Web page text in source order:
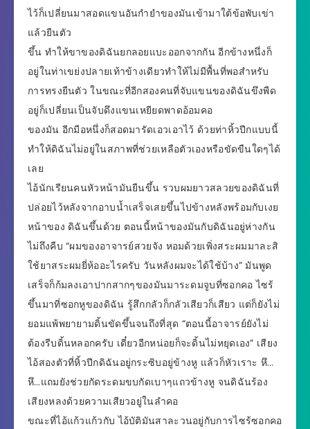
ไว้ก็เปลี่ยนมาสอดแขนอันกำยำของมันเข้ามาใต้ข้อพับเข่า
แล้วยืนตัว
ขึ้น ทำให้ขาของดิฉันยกลอยแบะออกจากกัน อีกข้างหนึ่งก็
อยู่ในท่าเขย่งปลายเท้าข้างเดียวทำให้ไม่มีพื้นที่พอสำหรับ
การทรงยืนตัว ในขณะที่อีกสองคนที่จับแขนของดิฉันขึงพืด
อยู่ก็เปลี่ยนเป็นจับดึงแขนเหยียดพาดอ้อมคอ
ของมัน อีกมือหนึ่งก็สอดมารัดเอวเอาไว้ ด้วยท่าหิ้วปีกแบบนี้
ทำให้ดิฉันไม่อยู่ในสภาพที่ช่วยเหลือตัวเองหรือขัดขืนใดๆได้
เลย
ไอ้นักเรียนคนหัวหน้ามันยืนขึ้น รวบผมยาวสลวยของดิฉันที่
ปล่อยไว้หลังจากอาบน้ำเสร็จเสยขึ้นไปข้างหลังพร้อมกับเงย
หน้าของ ดิฉันขึ้นด้วย ตอนนี้หน้าของมันกับดิฉันอยู่ห่างกัน
ไม่ถึงคืบ “ผมของอาจารย์สวยจัง หอมด้วยเพิ่งสระผมมาละสิ
ใช้ยาสระผมยี่ห้ออะไรครับ วันหลังผมจะได้ใช้บ้าง” มันพูด
เสร็จก็ก้มลงเอาปากสากๆของมันมาระดมจูบที่ซอกคอ ไซร้
ขึ้นมาที่ซอกหูของดิฉัน รู้สึกกลัวก็กลัวเสียวก็เสียว แต่ก็ยังไม่
ยอมแพ้พยายามดิ้นขัดขึ้นจนถึงที่สุด “ตอนนี้อาจารย์ยังไม่
ต้องรีบดิ้นหลอกครับ เดี๋ยวอีกหน่อยก็จะดิ้นไม่หยุดเอง” เสียง
ไอ้สองตัวที่หิ้วปีกดิฉันอยู่กระซิบอยู่ข้างหู แล้วก็หัวเราะ หึ…
หึ…แถมยังช่วยกัดระดมขบกัดเบาๆแถวข้างหู จนดิฉันร้อง
เสียงหลงด้วยความเสียวอยู่ในลำคอ
ขณะที่ไอ้แก้วแก้วกับ ไอ้บัติมันสาละวนอยู่กับการไซร้ซอกคอ